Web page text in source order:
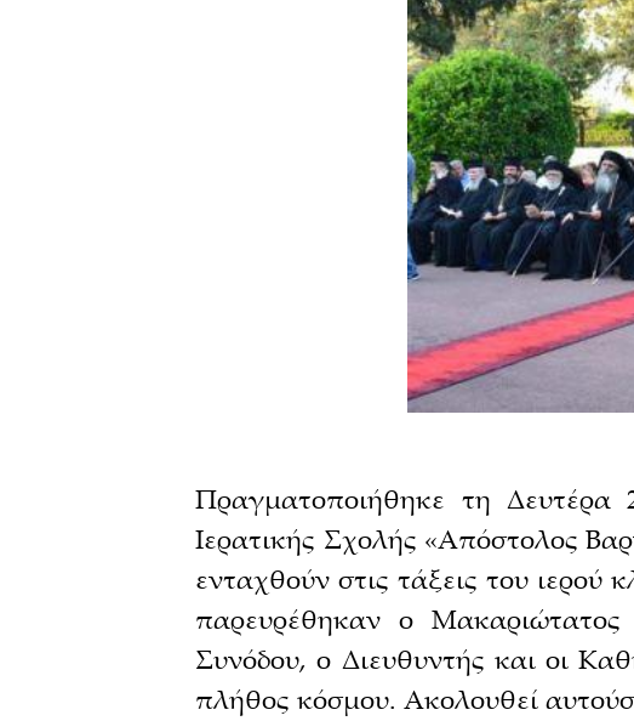
Πραγματοποιήθηκε τη
Ιερατικής Σχολής «Απόστολος
ενταχθούν στις τάξεις του
παρευρέθηκαν ο
Συνόδου, ο Διευθυντής και οι
πλήθος κόσμου. Ακολουθεί